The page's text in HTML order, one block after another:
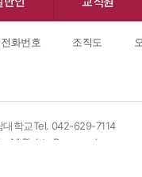
화번호 조직도
학교Tel. 042-629-7114
Rights Reserved.